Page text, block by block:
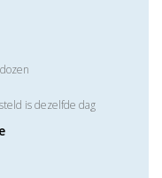
is dezelfde dag